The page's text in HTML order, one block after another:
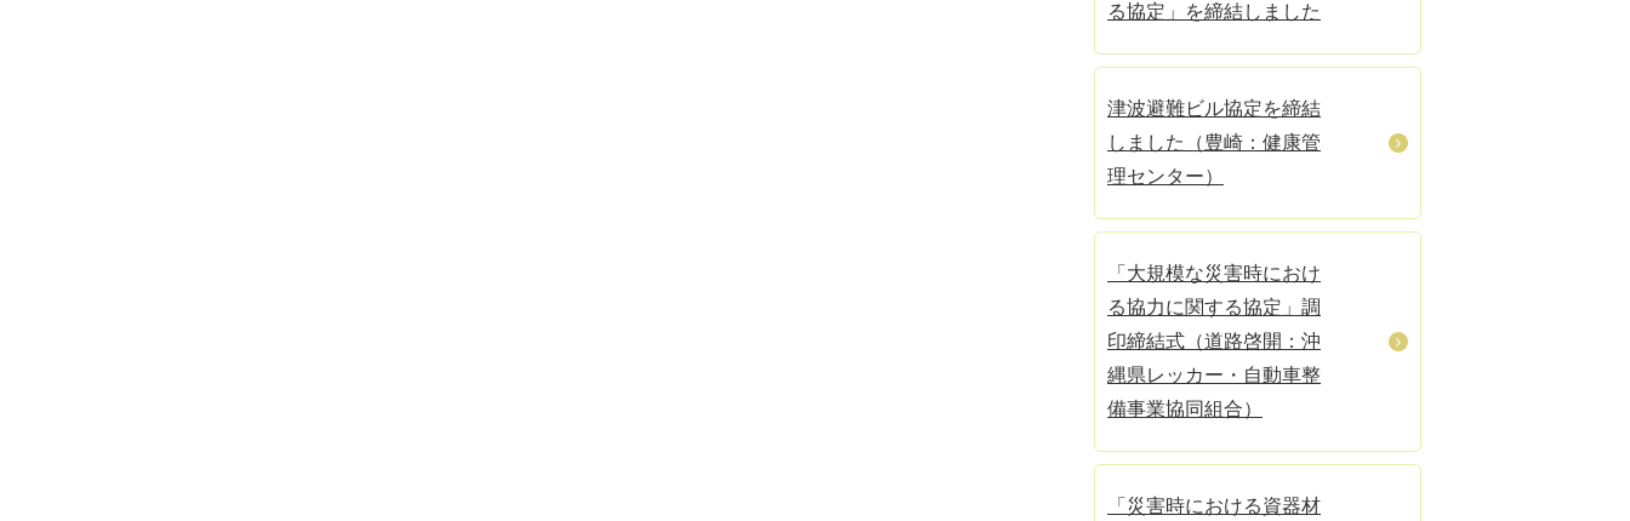
る協定」を締結しました
津波避難ビル協定を締結
しました（豊崎：健康管
理センター）
「大規模な災害時におけ
る協力に関する協定」調
印締結式（道路啓開：沖
縄県レッカー・自動車整
備事業協同組合）
「災害時における資器材